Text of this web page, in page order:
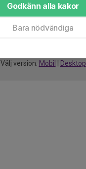
Välj version: Mobil Desktop
Godkänn alla kakor
Bara nödvändiga